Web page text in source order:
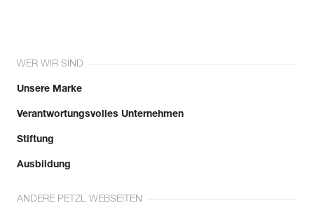
WER WIR SIND
Unsere Marke
Verantwortungsvolles Unternehmen
Stiftung
Ausbildung
ANDERE PETZL WEBSEITEN